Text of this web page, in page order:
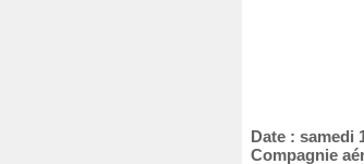
Date : samedi
Compagnie